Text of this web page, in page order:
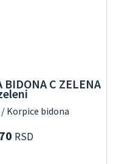
BIDONA C ZELENA
Korpice bidona
RSD